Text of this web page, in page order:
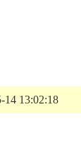
14 13:02:18